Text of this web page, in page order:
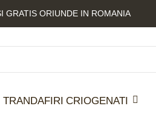
GRATIS ORIUNDE IN ROMANIA
TRANDAFIRI CRIOGENATI